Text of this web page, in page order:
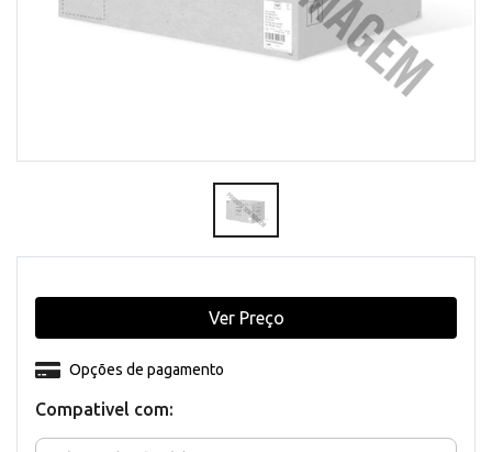
Compativel com:
Opções de pagamento
Ver Preço